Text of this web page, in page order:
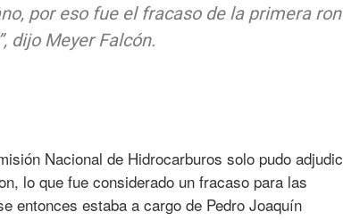
por eso fue el fracaso de la primera
dijo Meyer Falcón.
Nacional de Hidrocarburos solo pudo
lo que fue considerado un fracaso para las
entonces estaba a cargo de Pedro Joaquín